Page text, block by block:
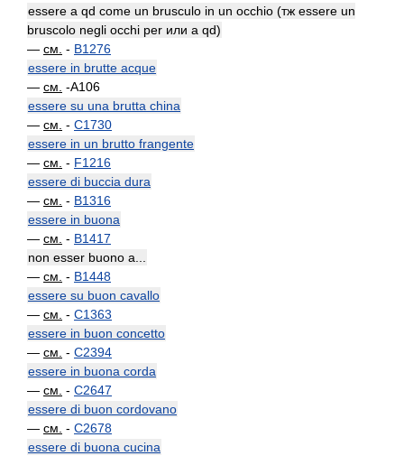
essere a qd come un brusculo in un occhio (тж essere un
bruscolo negli occhi per или a qd)
— см. - B1276
essere in brutte acque
— см. -A106
essere su una brutta china
— см. - C1730
essere in un brutto frangente
— см. - F1216
essere di buccia dura
— см. - B1316
essere in buona
— см. - B1417
non esser buono a...
— см. - B1448
essere su buon cavallo
— см. - C1363
essere in buon concetto
— см. - C2394
essere in buona corda
— см. - C2647
essere di buon cordovano
— см. - C2678
essere di buona cucina